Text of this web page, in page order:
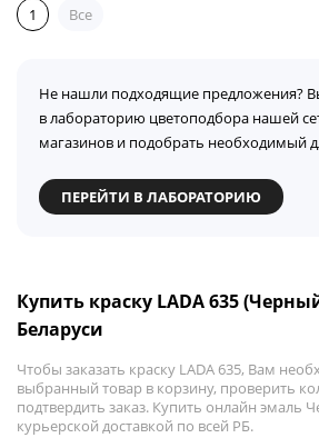
1 Все
Не нашли подходящие предложения?
в лабораторию цветоподбора нашей
магазинов и подобрать необходимый
ПЕРЕЙТИ В ЛАБОРАТОРИЮ
Купить краску LADA 635
Беларуси
Чтобы заказать краску LADA 635, Вам
выбранный товар в корзину, проверить
подтвердить заказ. Купить онлайн эмаль
курьерской доставкой по всей РБ.